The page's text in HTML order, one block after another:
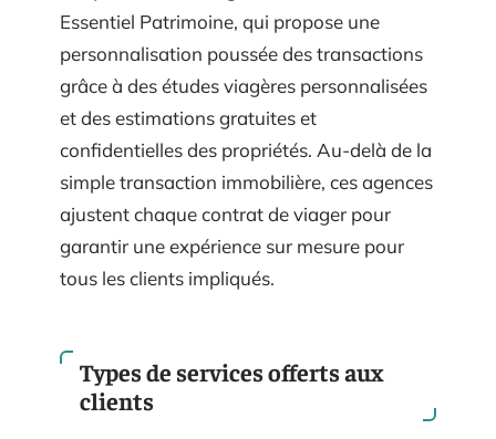
Essentiel Patrimoine, qui propose une
personnalisation poussée des transactions
grâce à des études viagères personnalisées
et des estimations gratuites et
confidentielles des propriétés. Au-delà de la
simple transaction immobilière, ces agences
ajustent chaque contrat de viager pour
garantir une expérience sur mesure pour
tous les clients impliqués.
Types de services offerts aux
clients